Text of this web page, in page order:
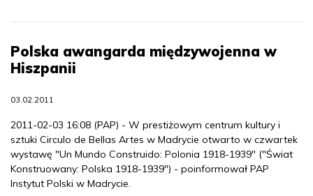
Polska awangarda międzywojenna w
Hiszpanii
03.02.2011
2011-02-03 16:08 (PAP) - W prestiżowym centrum kultury i
sztuki Circulo de Bellas Artes w Madrycie otwarto w czwartek
wystawę "Un Mundo Construido: Polonia 1918-1939" ("Świat
Konstruowany: Polska 1918-1939") - poinformował PAP
Instytut Polski w Madrycie.